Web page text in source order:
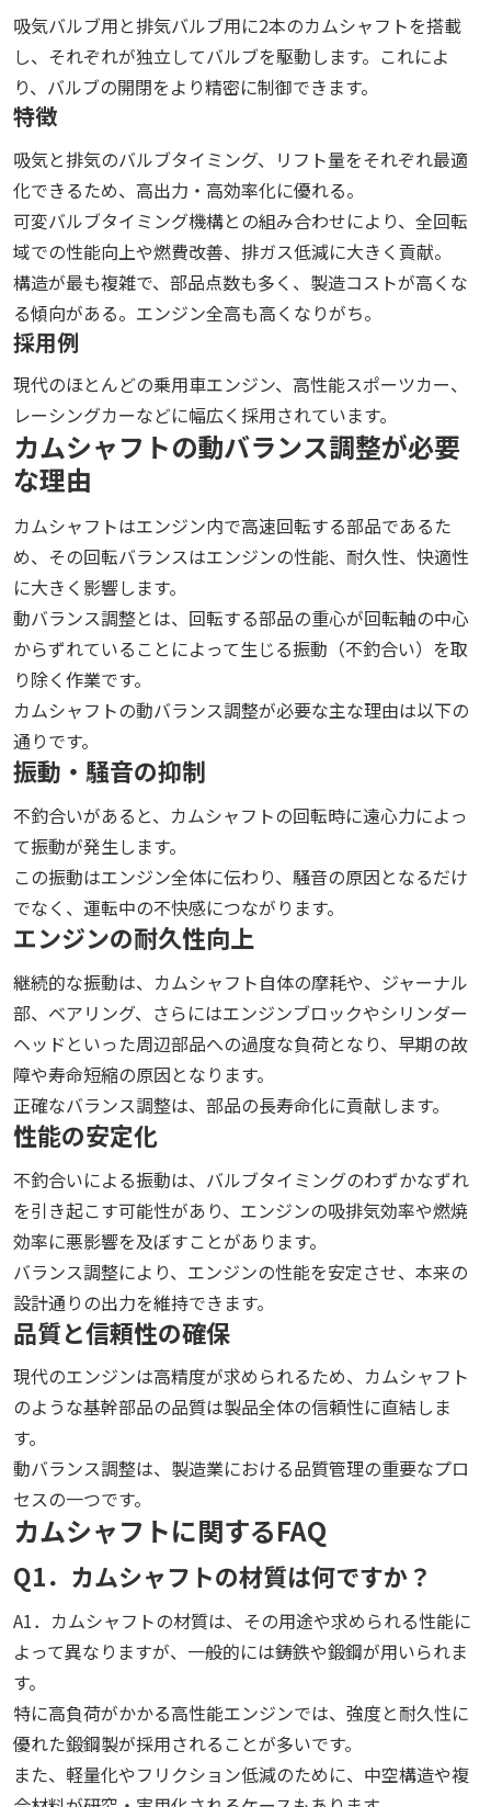
吸気バルブ用と排気バルブ用に2本のカムシャフトを搭載
し、それぞれが独立してバルブを駆動します。これによ
り、バルブの開閉をより精密に制御できます。
特徴
吸気と排気のバルブタイミング、リフト量をそれぞれ最適
化できるため、高出力・高効率化に優れる。
可変バルブタイミング機構との組み合わせにより、全回転
域での性能向上や燃費改善、排ガス低減に大きく貢献。
構造が最も複雑で、部品点数も多く、製造コストが高くな
る傾向がある。エンジン全高も高くなりがち。
採用例
現代のほとんどの乗用車エンジン、高性能スポーツカー、
レーシングカーなどに幅広く採用されています。
カムシャフトの動バランス調整が必要
な理由
カムシャフトはエンジン内で高速回転する部品であるた
め、その回転バランスはエンジンの性能、耐久性、快適性
に大きく影響します。
動バランス調整とは、回転する部品の重心が回転軸の中心
からずれていることによって生じる振動（不釣合い）を取
り除く作業です。
カムシャフトの動バランス調整が必要な主な理由は以下の
通りです。
振動・騒音の抑制
不釣合いがあると、カムシャフトの回転時に遠心力によっ
て振動が発生します。
この振動はエンジン全体に伝わり、騒音の原因となるだけ
でなく、運転中の不快感につながります。
エンジンの耐久性向上
継続的な振動は、カムシャフト自体の摩耗や、ジャーナル
部、ベアリング、さらにはエンジンブロックやシリンダー
ヘッドといった周辺部品への過度な負荷となり、早期の故
障や寿命短縮の原因となります。
正確なバランス調整は、部品の長寿命化に貢献します。
性能の安定化
不釣合いによる振動は、バルブタイミングのわずかなずれ
を引き起こす可能性があり、エンジンの吸排気効率や燃焼
効率に悪影響を及ぼすことがあります。
バランス調整により、エンジンの性能を安定させ、本来の
設計通りの出力を維持できます。
品質と信頼性の確保
現代のエンジンは高精度が求められるため、カムシャフト
のような基幹部品の品質は製品全体の信頼性に直結しま
す。
動バランス調整は、製造業における品質管理の重要なプロ
セスの一つです。
カムシャフトに関するFAQ
Q1．カムシャフトの材質は何ですか？
A1．カムシャフトの材質は、その用途や求められる性能に
よって異なりますが、一般的には鋳鉄や鍛鋼が用いられま
す。
特に高負荷がかかる高性能エンジンでは、強度と耐久性に
優れた鍛鋼製が採用されることが多いです。
また、軽量化やフリクション低減のために、中空構造や複